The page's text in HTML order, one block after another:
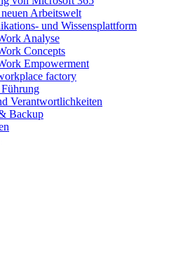
Arbeitswelt
und Wissensplattform
Analyse
Concepts
Empowerment
factory
Verantwortlichkeiten
Backup